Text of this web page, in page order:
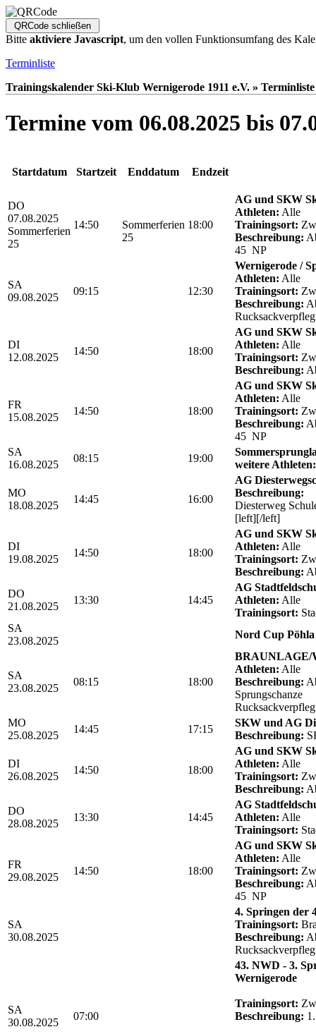
Bitte aktiviere Javascript, um den vollen Funktionsumfang des
Terminliste
Trainingskalender Ski-Klub Wernigerode 1911 e.V. » Terminliste
Termine vom 06.08.2025 bis
Startdatum Startzeit Enddatum Endzeit
DO
07.08.2025
Sommerferien
25
14:50
Sommerferien
25
18:00
AG und SKW
Athleten: Alle
Trainingsort:
Beschreibung:
45 NP
SA
09.08.2025
09:15 12:30
Wernigerode /
Athleten: Alle
Trainingsort:
Beschreibung:
DI
12.08.2025
14:50 18:00
AG und SKW
Athleten: Alle
Trainingsort:
Beschreibung:
FR
15.08.2025
14:50 18:00
AG und SKW
Athleten: Alle
Trainingsort:
Beschreibung:
45 NP
SA
16.08.2025
08:15 19:00
weitere Athleten:
MO
18.08.2025
14:45 16:00
AG
Beschreibung:
Diesterweg
[left][/left]
DI
19.08.2025
14:50 18:00
AG und SKW
Athleten: Alle
Trainingsort:
Beschreibung:
DO
21.08.2025
13:30 14:45
AG
Athleten: Alle
Trainingsort:
SA
23.08.2025
Nord Cup Pöhla
SA
23.08.2025
08:15 18:00
BRAUNLAGE/
Athleten: Alle
Beschreibung:
Sprungschanze
MO
25.08.2025
14:45 17:15
SKW und AG
Beschreibung:
DI
26.08.2025
14:50 18:00
AG und SKW
Athleten: Alle
Trainingsort:
Beschreibung:
DO
28.08.2025
13:30 14:45
AG
Athleten: Alle
Trainingsort:
FR
29.08.2025
14:50 18:00
AG und SKW
Athleten: Alle
Trainingsort:
Beschreibung:
45 NP
SA
30.08.2025
4. Springen der
Trainingsort:
Beschreibung:
SA
30.08.2025
07:00
43. NWD - 3.
Wernigerode
Trainingsort:
Beschreibung: